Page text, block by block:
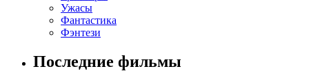
Ужасы
Фантастика
Фэнтези
Последние фильмы